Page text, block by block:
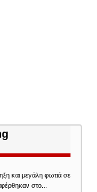
και μεγάλη φωτιά σε
στο...